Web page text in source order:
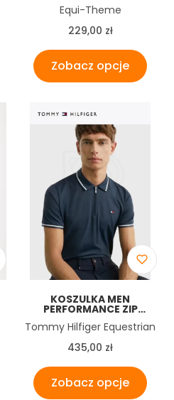
Producent
Equi-Theme
Cena
229,00 zł
Zobacz opcje
KOSZULKA MEN
PERFORMANCE ZIP
Producent
Tommy Hilfiger Equestrian
Cena
435,00 zł
Zobacz opcje